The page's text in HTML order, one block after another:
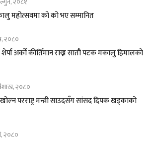
महोत्सवमा को को भए सम्मानित
२०८०
अर्को कीर्तिमान राख्न सातौ पटक मकालु हिमालको
२०८०
परराष्ट्र मन्त्री साउदसँग सांसद दिपक खड्काको
२०८०